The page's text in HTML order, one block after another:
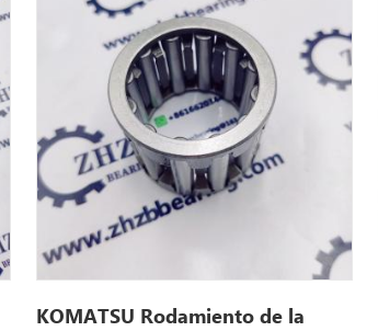
1600-1 , PC650-3, PC200-3
KOMATSU Rodamiento de la